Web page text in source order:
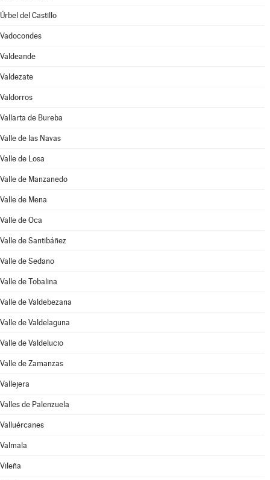
Úrbel del Castillo
Vadocondes
Valdeande
Valdezate
Valdorros
Vallarta de Bureba
Valle de las Navas
Valle de Losa
Valle de Manzanedo
Valle de Mena
Valle de Oca
Valle de Santibáñez
Valle de Sedano
Valle de Tobalina
Valle de Valdebezana
Valle de Valdelaguna
Valle de Valdelucio
Valle de Zamanzas
Vallejera
Valles de Palenzuela
Valluércanes
Valmala
Vileña